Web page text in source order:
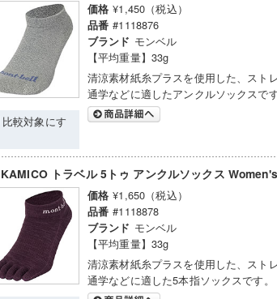
比較対象にす
価格 ¥1,450（税込）
品番 #1118876
ブランド モンベル
【平均重量】33g
清涼素材紙糸プラスを使用した、スト
通学などに適したアンクルソックスです
KAMICO トラベル 5トゥ アンクルソックス Women's
価格 ¥1,650（税込）
品番 #1118878
ブランド モンベル
【平均重量】33g
清涼素材紙糸プラスを使用した、スト
通学などに適した5本指ソックスです。